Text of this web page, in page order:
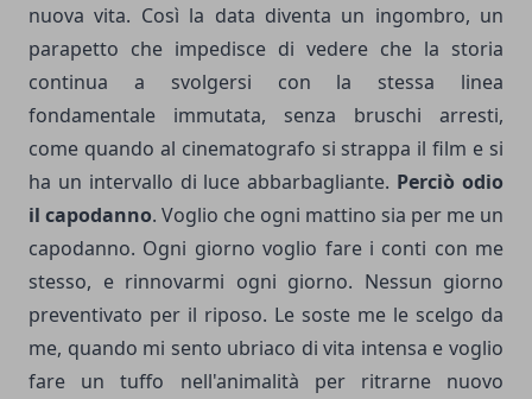
nuova vita. Così la data diventa un ingombro, un
parapetto che impedisce di vedere che la storia
continua a svolgersi con la stessa linea
fondamentale immutata, senza bruschi arresti,
come quando al cinematografo si strappa il film e si
ha un intervallo di luce abbarbagliante. Perciò odio
il capodanno. Voglio che ogni mattino sia per me un
capodanno. Ogni giorno voglio fare i conti con me
stesso, e rinnovarmi ogni giorno. Nessun giorno
preventivato per il riposo. Le soste me le scelgo da
me, quando mi sento ubriaco di vita intensa e voglio
fare un tuffo nell'animalità per ritrarne nuovo